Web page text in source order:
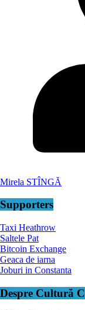
Mirela STÎNGĂ
Supporters
Taxi Heathrow
Saltele Pat
Bitcoin Exchange
Geaca de iarna
Joburi in Constanta
Despre Cultură